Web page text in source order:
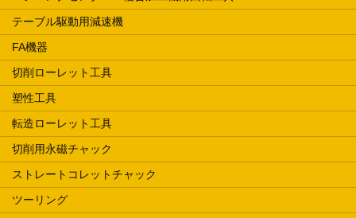
テーブル駆動用減速機
FA機器
切削ローレット工具
塑性工具
転造ローレット工具
切削用永磁チャック
ストレートコレットチャック
ツーリング